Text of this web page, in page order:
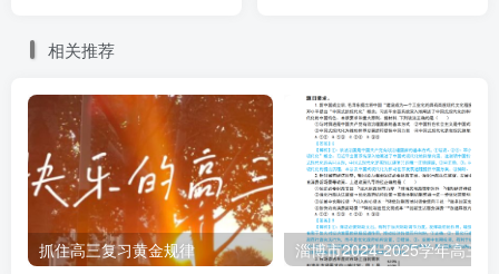
1.家庭教育的“爱与包容”
饺子母亲的支持（“ 做你想做的，但别饿死”）与影片中
李靖夫妇以爱化解偏见的设定形成呼应。现实中，许多家长
因担忧风险而扼杀孩子的探索欲，饺子的成功则展现了包容
性教育的价值。
相关推荐
抓住高三复习黄金规律